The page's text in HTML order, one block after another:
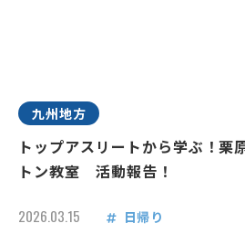
九州地方
トップアスリートから学ぶ！栗
トン教室 活動報告！
2026.03.15 日帰り